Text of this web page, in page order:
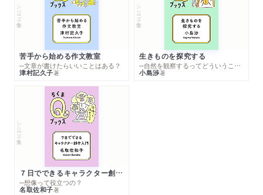
シリーズ・全集
苦手から始める作文教室
─文章が書けたらいいことはある？
津村記久子著
シリーズ・全集
生きものを探究する
─自然を観察するってどういうこと？
小島渉著
シリーズ・全集
７日でできるキャラクター創作入門
─想像って役立つの？
名取佐和子著